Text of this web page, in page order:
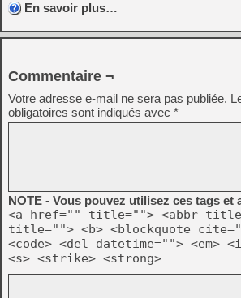
En savoir plus…
Commentaire ¬
Votre adresse e-mail ne sera pas publiée.
obligatoires sont indiqués avec *
NOTE - Vous pouvez utilisez ces tags et
<a href="" title=""> <abbr
title=""> <b> <blockquote
<code> <del datetime=""> <em>
<s> <strike> <strong>